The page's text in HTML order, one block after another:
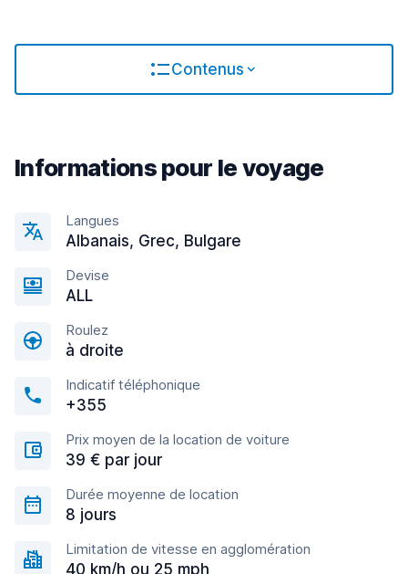
Contenus
Informations pour le voyage
Langues
Albanais, Grec, Bulgare
Devise
ALL
Roulez
à droite
Indicatif téléphonique
+355
Prix moyen de la location de voiture
39 € par jour
Durée moyenne de location
8 jours
Limitation de vitesse en agglomération
40 km/h ou 25 mph